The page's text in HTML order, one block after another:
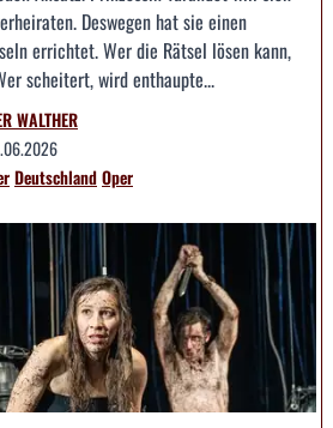
Deswegen hat sie einen
errichtet. Wer die Rätsel lösen kann,
scheitert, wird enthaupte...
WALTHER
DeutschlandOper